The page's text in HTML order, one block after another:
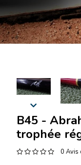
B45 -
trophée
0 Avis